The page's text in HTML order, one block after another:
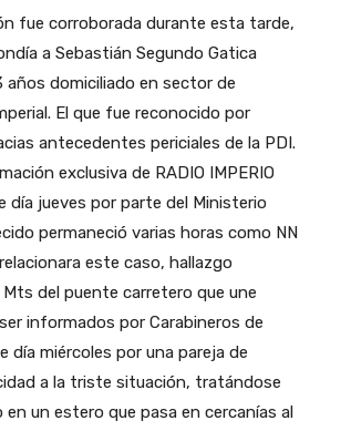
fue corroborada durante esta tarde,
a Sebastián Segundo Gatica
años domiciliado en sector de
El que fue reconocido por
antecedentes periciales de la PDI.
exclusiva de RADIO IMPERIO
día jueves por parte del Ministerio
permaneció varias horas como NN
este caso, hallazgo
del puente carretero que une
informados por Carabineros de
día miércoles por una pareja de
a la triste situación, tratándose
un estero que pasa en cercanías al